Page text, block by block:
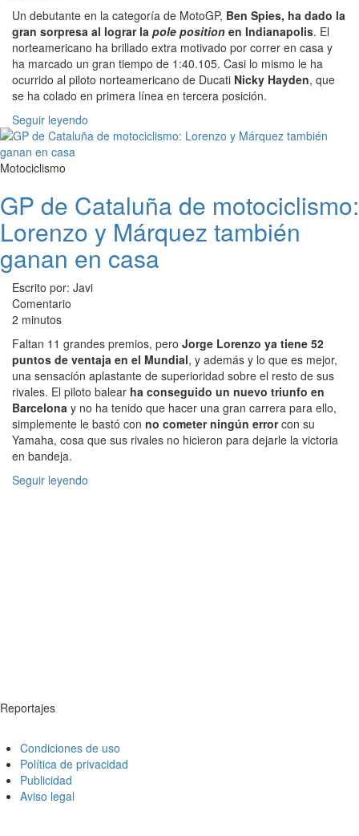
Un debutante en la categoría de MotoGP, Ben Spies, ha dado la
gran sorpresa al lograr la pole position en Indianapolis. El
norteamericano ha brillado extra motivado por correr en casa y
ha marcado un gran tiempo de 1:40.105. Casi lo mismo le ha
ocurrido al piloto norteamericano de Ducati Nicky Hayden, que
se ha colado en primera línea en tercera posición.
Seguir leyendo
Motociclismo
GP de Cataluña de motociclismo:
Lorenzo y Márquez también
ganan en casa
Escrito por: Javi
Comentario
2 minutos
Faltan 11 grandes premios, pero Jorge Lorenzo ya tiene 52
puntos de ventaja en el Mundial, y además y lo que es mejor,
una sensación aplastante de superioridad sobre el resto de sus
rivales. El piloto balear ha conseguido un nuevo triunfo en
Barcelona y no ha tenido que hacer una gran carrera para ello,
simplemente le bastó con no cometer ningún errorcon su
Yamaha, cosa que sus rivales no hicieron para dejarle la victoria
en bandeja.
Seguir leyendo
Reportajes
Condiciones de uso
Política de privacidad
Publicidad
Aviso legal